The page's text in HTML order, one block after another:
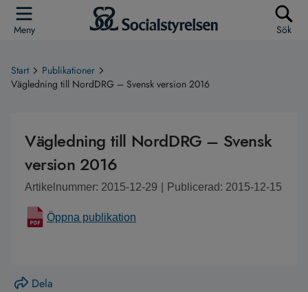
Meny Sök
Start
Publikationer
Vägledning till NordDRG – Svensk version 2016
Vägledning till NordDRG – Svensk
version 2016
Artikelnummer: 2015-12-29 Publicerad: 2015-12-15
Öppna publikation
Dela